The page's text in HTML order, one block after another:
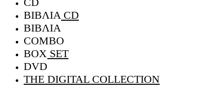
ΒΙΒΛΊΑ CD
ΒΙΒΛΊΑ
COMBO
BOX SET
DVD
THE DIGITAL COLLECTION